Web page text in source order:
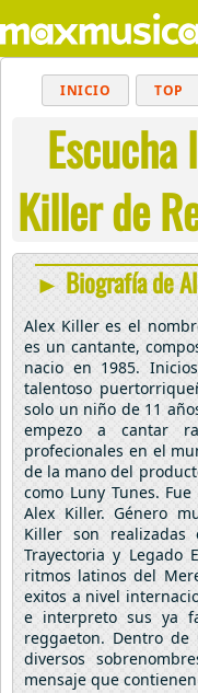
INICIO TOP
BALADAS
Killer de
► Biografía de
Alex Killer es el
es un cantante,
nacio en 1985.
talentoso
solo un niño de 11
empezo a cantar
profecionales en el
de la mano del
como Luny Tunes.
Alex Killer. Género
Killer son
Trayectoria y Legado
ritmos latinos del
exitos a nivel
e interpreto sus ya
reggaeton. Dentro
diversos
mensaje que